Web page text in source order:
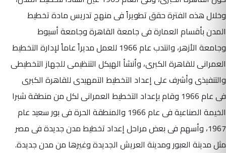
وخلال هذه الفترة حقق تطويراً فى منهج تدريس مادة تخطيط
المدن بأقسام العمارة فى جامعة القاهرة وجامعة أسيوط
وجامعة الأزهر، وانتدب عام 1966 للعمل مديراً عاماً لإدارة التخطيط
العمرانى للقاهرة الكبرى، وأنشأ الهيكل التنظيمى للجهاز التخطيطى
والتنفيذى وأشرف على إعداد التخطيط التمهيدى للقاهرة الكبرى
فى عام 1966 وقام بإعداد التخطيط العمرانى لكل من منطقة شبرا
الخيمة الصناعية فى عام 1966 والمنطقة الحرة فى بور سعيد عام
1967، وأسهم فى بعض مراحل إعداد تخطيط مدن جديدة فى مصر
مثل مدينة العبور ومدينة العريش الجديدة وغيرها من مدن جديدة.